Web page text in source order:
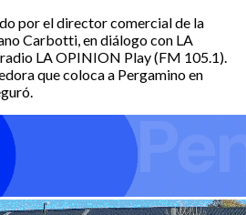
por el director comercial de la
Carbotti, en diálogo con LA
LA OPINION Play (FM 105.1).
que coloca a Pergamino en